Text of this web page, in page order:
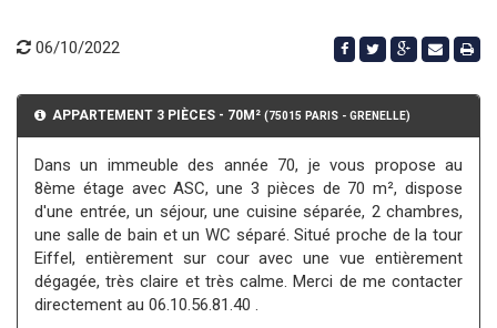
06/10/2022
APPARTEMENT 3 PIÈCES - 70M² (75015 PARIS - GRENELLE)
Dans un immeuble des année 70, je vous propose au
8ème étage avec ASC, une 3 pièces de 70 m², dispose
d'une entrée, un séjour, une cuisine séparée, 2 chambres,
une salle de bain et un WC séparé. Situé proche de la tour
Eiffel, entièrement sur cour avec une vue entièrement
dégagée, très claire et très calme. Merci de me contacter
directement au 06.10.56.81.40 .